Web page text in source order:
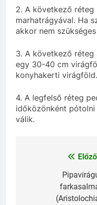
2. A következő réteg
marhatrágyával. Ha
akkor nem
3. A következő réteg
egy 30-40 cm
konyhakerti virágföld.
4. A legfelső réteg
időközönként
válik.
Bejegyzés
navigáció